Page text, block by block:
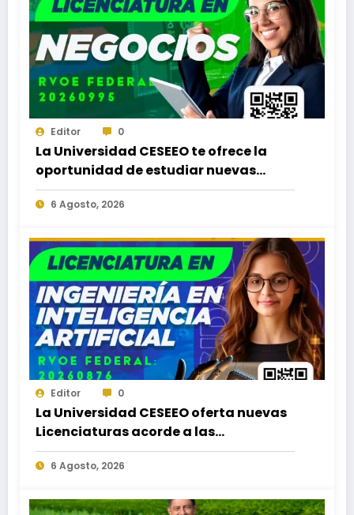
Editor 0
La Universidad CESEEO te ofrece la
oportunidad de estudiar nuevas
Licenciaturas en los Campus Oaxaca,
Puerto Escondido, Ixtepec y en la
6 Agosto, 2026
Editor 0
La Universidad CESEEO oferta nuevas
Licenciaturas acorde a las
necesidades educativas de los
egresados de escuelas del nivel medio
6 Agosto, 2026